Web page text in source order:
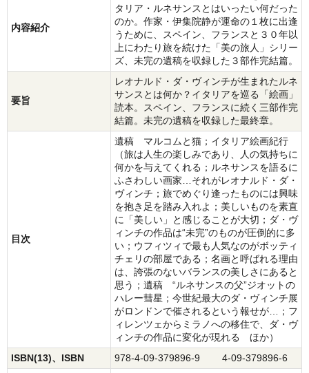
内容紹介
タリア・ルネサンスとはいったい何だった
のか。作家・伊集院静が運命の１枚に出逢
うために、スペイン、フランスと３０年以
上にわたり旅を続けた「美の旅人」シリー
ズ、未完の遺稿を収録した３部作完結篇。
要旨
レオナルド・ダ・ヴィンチが生まれたルネ
サンスとは何か？イタリアを巡る「絵画」
読本。スペイン、フランスに続く三部作完
結篇。未完の遺稿を収録した最終章。
目次
遺稿 マルコムと猫；イタリア絵画紀行
（旅は人生の楽しみであり、人の気持ちに
何かを与えてくれる；ルネサンスを語るに
ふさわしい画家…それがレオナルド・ダ・
ヴィンチ；旅でめぐり逢ったものには興味
を抱き足を踏み入れよ；美しいものを素直
に「美しい」と感じることが大切；ダ・ヴ
ィンチの作品は“未完”のものが圧倒的に多
い；ウフィツィで最も人気なのがボッティ
チェリの部屋である；名画と呼ばれる理由
は、誇張のないバランスの美しさにあると
思う；遺稿 “ルネサンスの父”ジオットの
ハレー彗星；今世紀最大のダ・ヴィンチ展
がロンドンで催されるという報せが…；フ
ィレンツェからミラノへの移住で、ダ・ヴ
ィンチの作品に変化が現れる ほか）
ISBN(13)、ISBN
978-4-09-379896-9 4-09-379896-6